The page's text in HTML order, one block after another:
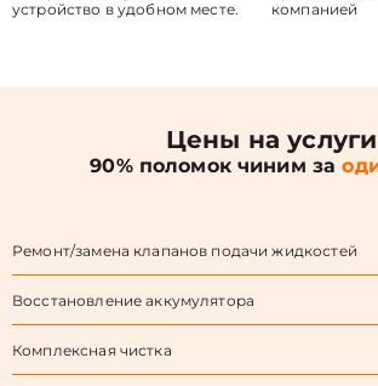
устройство в удобном месте.
компанией
Цены на услуги
90% поломок чиним за
Ремонт/замена клапанов подачи жидкостей
Восстановление аккумулятора
Комплексная чистка